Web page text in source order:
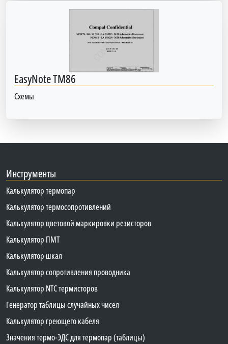
EasyNote TM86
Схемы
Инструменты
Калькулятор термопар
Калькулятор термосопротивлений
Калькулятор цветовой маркировки резисторов
Калькулятор ПМТ
Калькулятор шкал
Калькулятор сопротивления проводника
Калькулятор NTC термисторов
Генератор таблицы случайных чисел
Калькулятор греющего кабеля
Значения термо-ЭДС для термопар (таблицы)